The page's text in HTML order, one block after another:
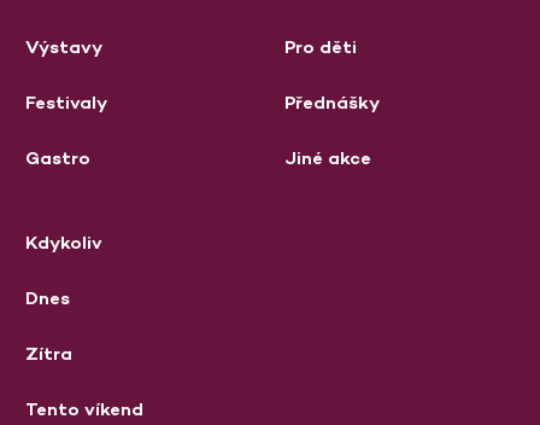
Výstavy
Festivaly
Gastro
Pro děti
Přednášky
Jiné akce
Kdykoliv
Dnes
Zítra
Tento víkend